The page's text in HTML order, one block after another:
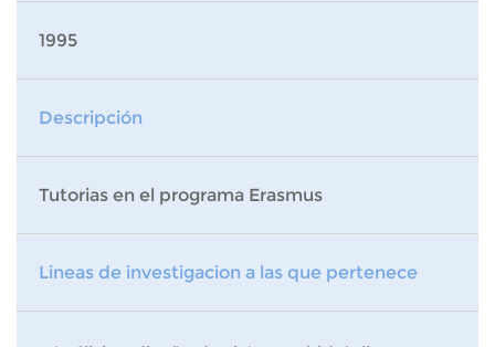
1995
Descripción
Tutorias en el programa Erasmus
Lineas de investigacion a las que pertenece